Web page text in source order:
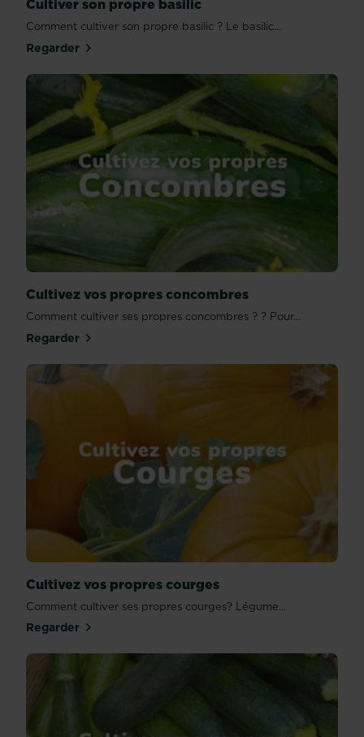
Cultiver son propre basilic
Comment cultiver son propre basilic ? Le basilic...
Regarder
Cultivez vos propres concombres
Comment cultiver ses propres concombres ? ? Pour...
Regarder
Cultivez vos propres courges
Comment cultiver ses propres courges? Légume...
Regarder